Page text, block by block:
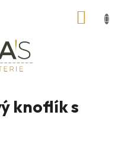
knoflík s